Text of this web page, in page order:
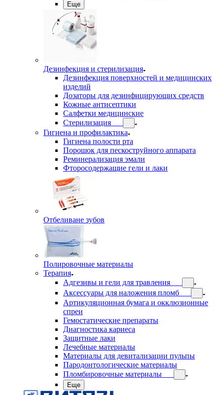
Еще
Дезинфекция и стерилизация
Дезинфекция поверхностей и медицинских
изделий
Дозаторы для дезинфицирующих средств
Кожные антисептики
Салфетки медицинские
Стерилизация
Гигиена и профилактика
Гигиена полости рта
Порошок для пескоструйного аппарата
Реминерализация эмали
Фторосодержащие гели и лаки
Отбеливане зубов
Полировочные материалы
Терапия
Адгезивы и гели для травления
Аксессуары для наложения пломб
Артикуляционная бумага и окклюзионные
спреи
Гемостатические препараты
Диагностика кариеса
Защитные лаки
Лечебные материалы
Материалы для девитализации пульпы
Пародонтологические материалы
Пломбировочные материалы
Еще